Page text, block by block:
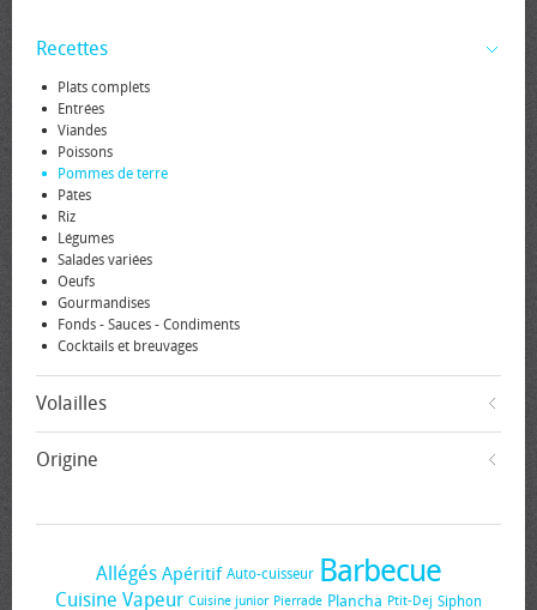
Recettes
Plats complets
Entrées
Viandes
Poissons
Pommes de terre
Pâtes
Riz
Légumes
Salades variées
Oeufs
Gourmandises
Fonds - Sauces - Condiments
Cocktails et breuvages
Volailles
Origine
Allégés Apéritif Auto-cuisseur Barbecue
Cuisine Vapeur Cuisine junior Pierrade Plancha Ptit-Dej Siphon